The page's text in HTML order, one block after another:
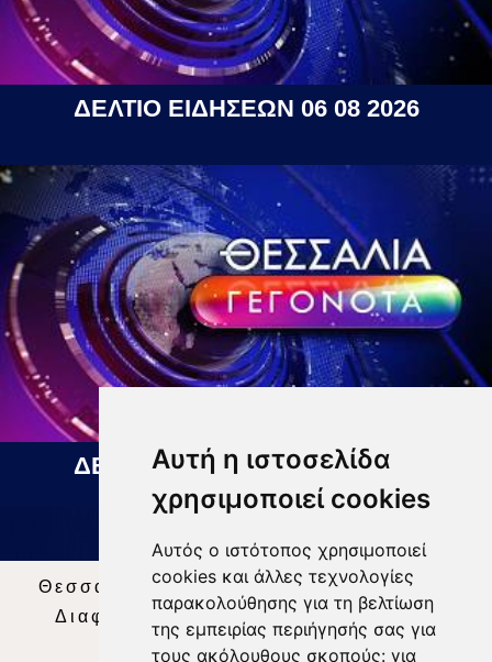
Αυτή η ιστοσελίδα
χρησιμοποιεί cookies
Αυτός ο ιστότοπος χρησιμοποιεί
cookies και άλλες τεχνολογίες
παρακολούθησης για τη βελτίωση
της εμπειρίας περιήγησής σας για
τους ακόλουθους σκοπούς: για
ΔΕΛΤΙΟ ΕΙΔΗΣΕΩΝ 06 08 2026
ΔΕΛΤΙΟ ΕΙΔΗΣΕΩΝ 07 08 2026
Θεσσαλία Τηλεόραση|SNG Services
Διαφήμιση | Όροι Χρήσης |Δήλωση
Απορρήτου | Περιεχόμενο